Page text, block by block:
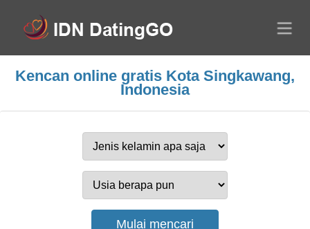
Kencan online gratis Kota Singkawang,
Indonesia